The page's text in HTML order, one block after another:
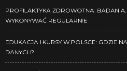
PROFILAKTYKA ZDROWOTNA:
WYKONYWAĆ REGULARNIE
EDUKACJA I KURSY W POLSCE: GDZIE
DANYCH?